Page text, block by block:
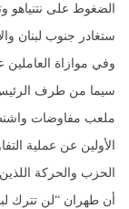
الضغوط على نتنياهو
ستغادر جنوب لبنان
وفي موازاة العاملين
سيما من طرف
ملعب مفاوضات
الأولين عن عملية
الحزب والحركة
أن طهران “لن تترك